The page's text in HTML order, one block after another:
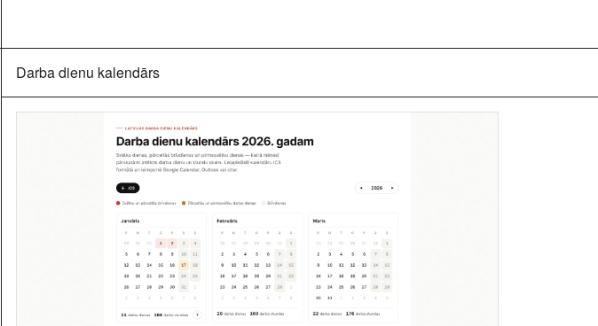
Darba dienu kalendārs